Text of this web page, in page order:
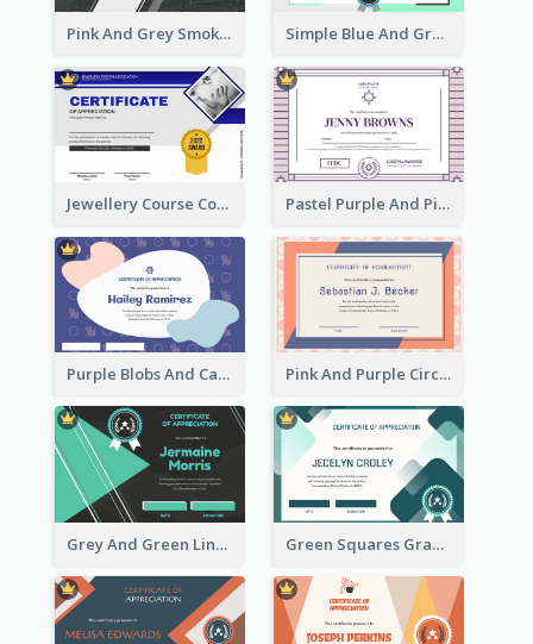
Pink And Grey Smoke Background Certificate Simple Blue And Green Triangles Shapes Certificate
Jewellery Course Completion Certificate Pastel Purple And Pink Elegant Certificate Design
Purple Blobs And Cats Patterns Appreciation Certificate Pink And Purple Circles Pattern Appreciation Certificate
Grey And Green Lines Patterns Certificate Green Squares Gradient Appreciation Certificate